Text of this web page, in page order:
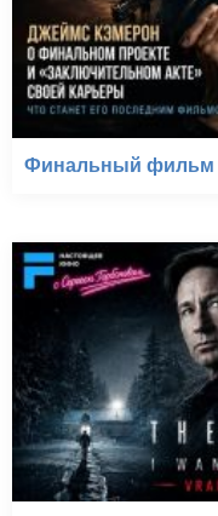
Финальный фильм